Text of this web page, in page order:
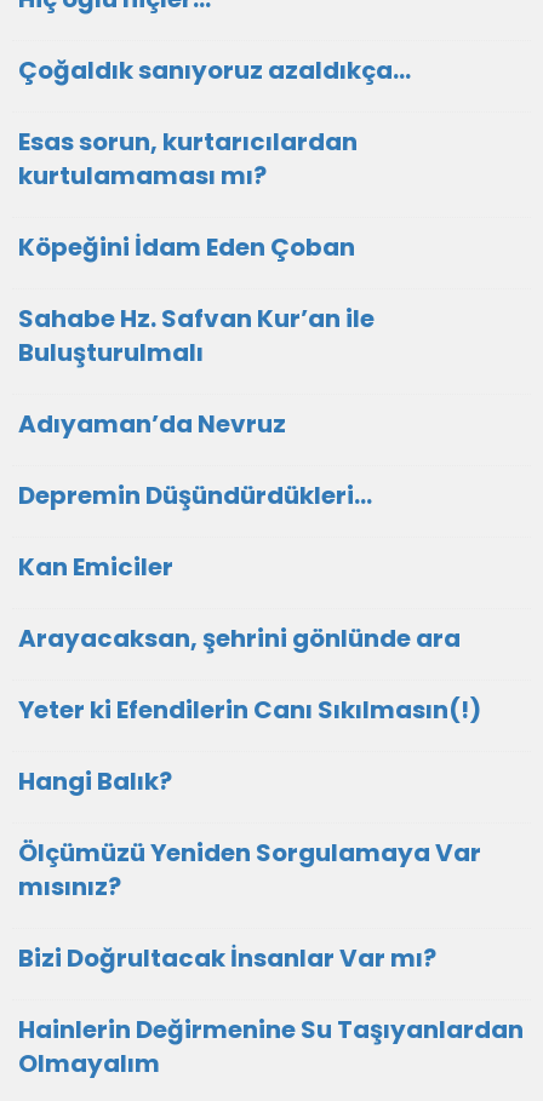
Çoğaldık sanıyoruz azaldıkça…
Esas sorun, kurtarıcılardan
kurtulamaması mı?
Köpeğini İdam Eden Çoban
Sahabe Hz. Safvan Kur’an ile
Buluşturulmalı
Adıyaman’da Nevruz
Depremin Düşündürdükleri…
Kan Emiciler
Arayacaksan, şehrini gönlünde ara
Yeter ki Efendilerin Canı Sıkılmasın(!)
Hangi Balık?
Ölçümüzü Yeniden Sorgulamaya Var
mısınız?
Bizi Doğrultacak İnsanlar Var mı?
Hainlerin Değirmenine Su Taşıyanlardan
Olmayalım